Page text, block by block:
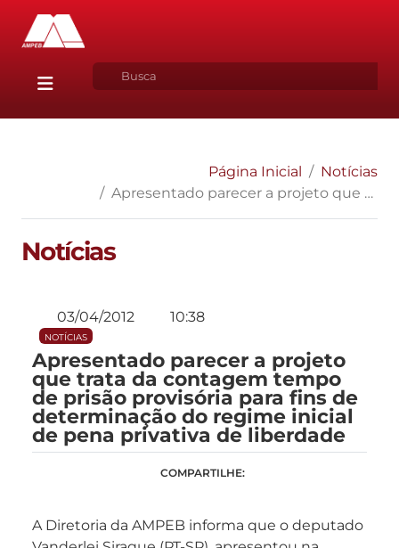
Página Inicial
Notícias
Apresentado parecer a projeto que trata da contagem tempo de prisão provisória para fins de determinação do regime inicial de pena privativa de liberdade
Notícias
03/04/2012 10:38
NOTÍCIAS
Apresentado parecer a projeto
que trata da contagem tempo
de prisão provisória para fins de
determinação do regime inicial
de pena privativa de liberdade
COMPARTILHE:
A Diretoria da AMPEB informa que o deputado